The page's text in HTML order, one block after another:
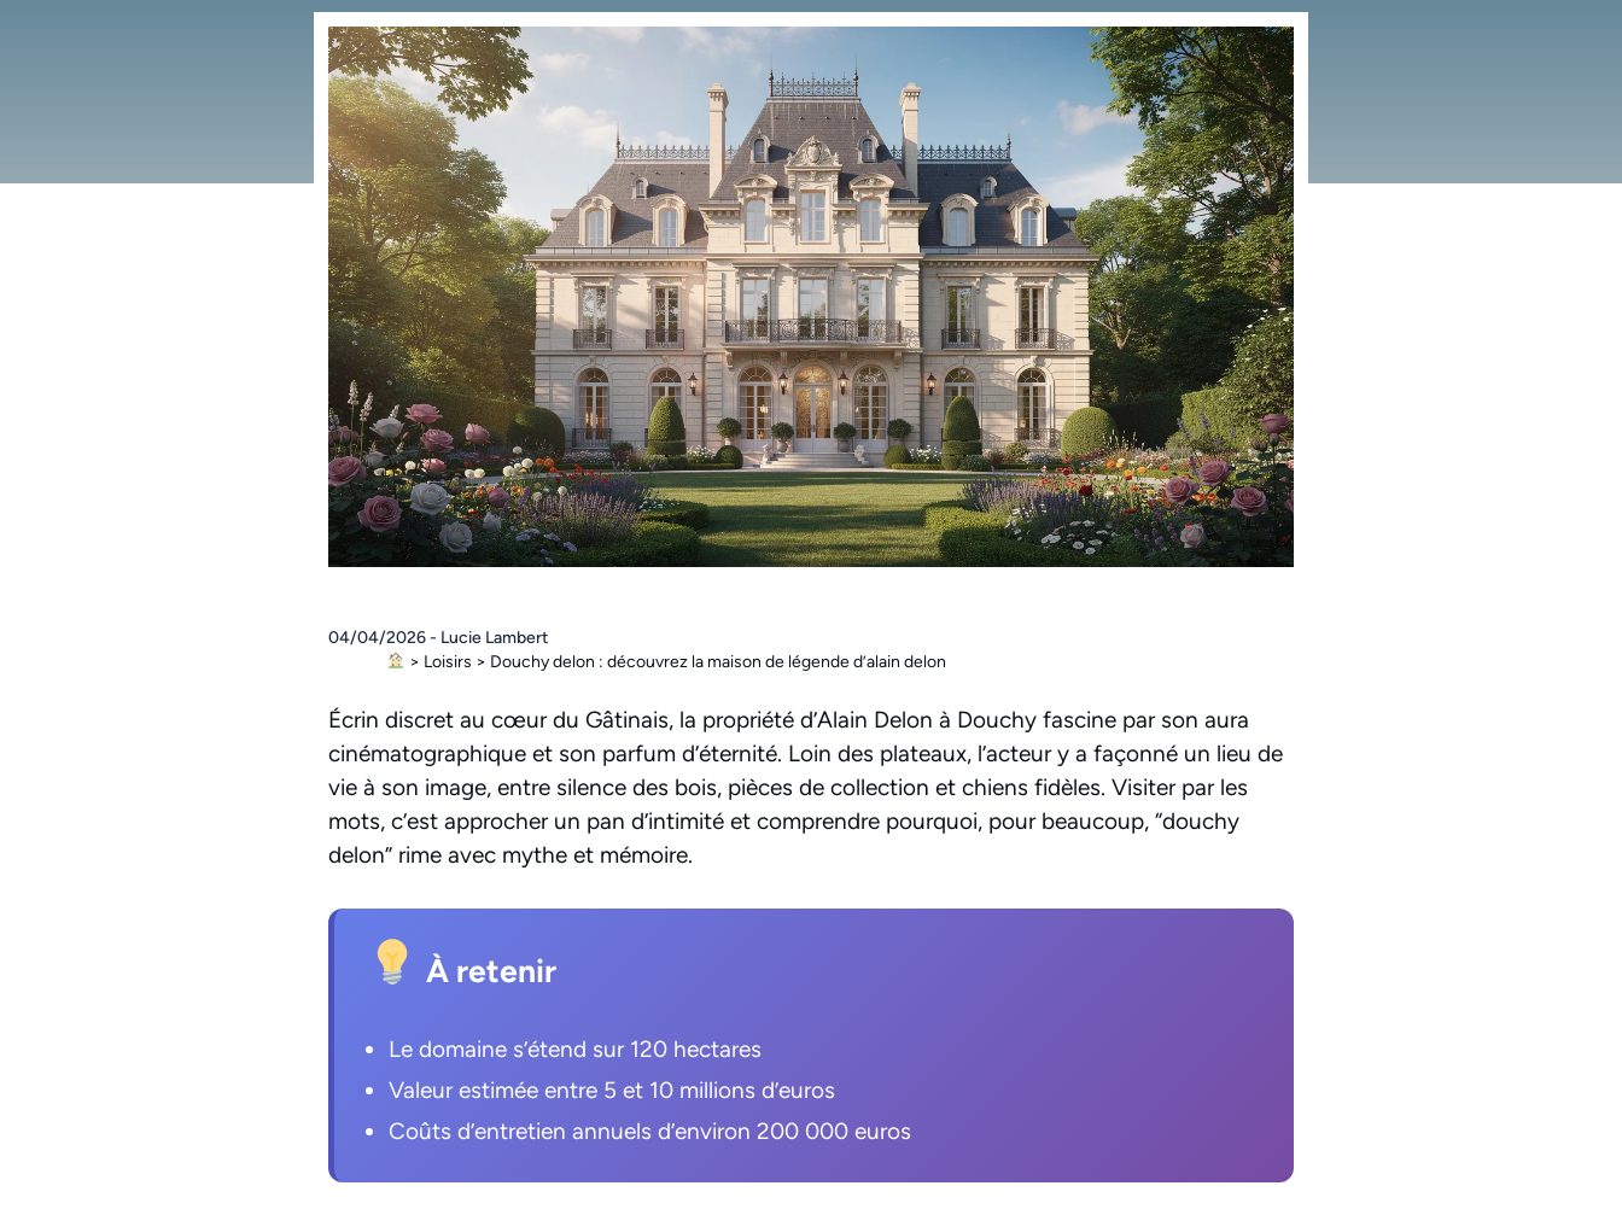
04/04/2026 - Lucie Lambert
> Loisirs > Douchy delon : découvrez la maison de légende d’alain delon
Écrin discret au cœur du Gâtinais, la propriété d’Alain Delon à Douchy fascine par son aura
cinématographique et son parfum d’éternité. Loin des plateaux, l’acteur y a façonné un lieu de
vie à son image, entre silence des bois, pièces de collection et chiens fidèles. Visiter par les
mots, c’est approcher un pan d’intimité et comprendre pourquoi, pour beaucoup, “douchy
delon” rime avec mythe et mémoire.
À retenir
Le domaine s’étend sur 120 hectares
Valeur estimée entre 5 et 10 millions d’euros
Coûts d’entretien annuels d’environ 200 000 euros